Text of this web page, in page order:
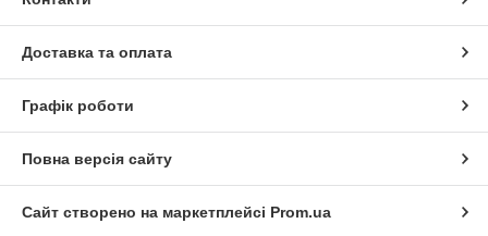
Доставка та оплата
Графік роботи
Повна версія сайту
Сайт створено на маркетплейсі Prom.ua